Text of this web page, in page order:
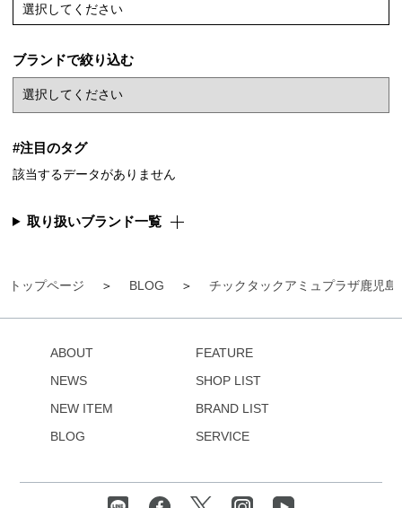
トップページ BLOG チックタックアミュプラザ鹿児島
選択してください
ブランドで絞り込む
#注目のタグ
該当するデータがありません
取り扱いブランド一覧
ABOUT
NEWS
NEW ITEM
BLOG
FEATURE
SHOP LIST
BRAND LIST
SERVICE